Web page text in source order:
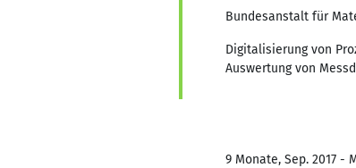
Bundesanstalt für
Digitalisierung von
Auswertung von
9 Monate, Sep. 2017 -